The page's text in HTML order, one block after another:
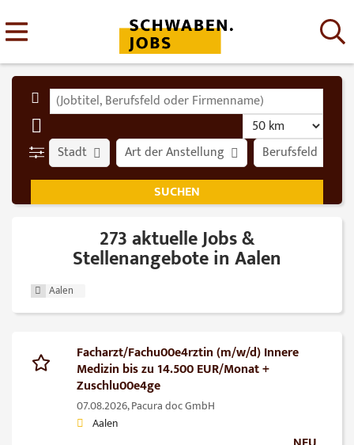
Stadt Art der Anstellung Berufsfeld
273 aktuelle Jobs &
Stellenangebote in Aalen
Aalen
Facharzt/Fachu00e4rztin (m/w/d) Innere
Medizin bis zu 14.500 EUR/Monat +
Zuschlu00e4ge
07.08.2026,Pacura doc GmbH
Aalen